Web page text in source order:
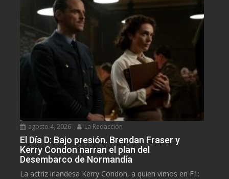
agosto 4, 2026 La Redacción
El Día D: Bajo presión. Brendan Fraser y
Kerry Condon narran el plan del
Desembarco de Normandía
La actriz irlandesa Kerry Condon, a quien vimos en F1: